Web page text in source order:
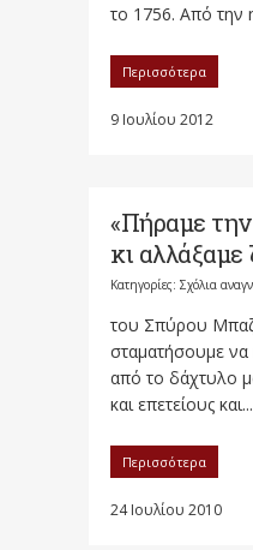
το 1756. Από την
Περισσότερα
9 Ιουλίου 2012
«Πήραμε
κι αλλάξαμε
Κατηγορίες: Σχόλια
του Σπύρου
σταματήσουμε
από το δάχτυλο
και επετείους και...
Περισσότερα
24 Ιουλίου 2010